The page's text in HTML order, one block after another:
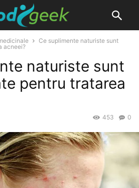
Ce suplimente naturiste sunt
acneei?
naturiste sunt
pentru tratarea
0
453